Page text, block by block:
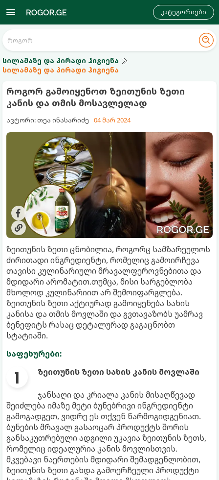
კატეგორიები
სილამაზე და პირადი ჰიგიენა
სილამაზე და პირადი ჰიგიენა
როგორ გამოიყენოთ ზეითუნის ზეთი
კანის და თმის მოსავლელად
ავტორი: თეა ინასარიძე 04 მარ 2024
ზეითუნის ზეთი ცნობილია, როგორც სამზარეულოს
ძირითადი ინგრედიენტი, რომელიც გამოირჩევა
თავისი კულინარიული მრავალფეროვნებითა და
მდიდარი არომატით.თუმცა, მისი სარგებლობა
მხოლოდ კულინარიით არ შემოიფარგლება.
ზეითუნის ზეთი აქტიურად გამოიყენება სახის
კანისა და თმის მოვლაში და გვთავაზობს უამრავ
ბენეფიტს რასაც დეტალურად გაგაცნობთ
სტატიაში.
საფეხურები:
ზეითუნის ზეთი სახის კანის მოვლაში
ჯანსაღი და კრიალა კანის მისაღწევად
შეიძლება იმაზე მეტი ბუნებრივი ინგრედიენტი
გამოგადგეთ, ვიდრე ეს თქვენ წარმოგიდგენიათ.
ბუნების მრავალ გასაოცარ პროდუქტს შორის
განსაკუთრებული ადგილი უკავია ზეითუნის ზეთს,
რომელიც იდეალურია კანის მოვლისთვის.
მკვებავი ნაერთების მდიდარი შემადგენლობით,
ზეითუნის ზეთი გახდა გამოერჩეული პროდუქტი